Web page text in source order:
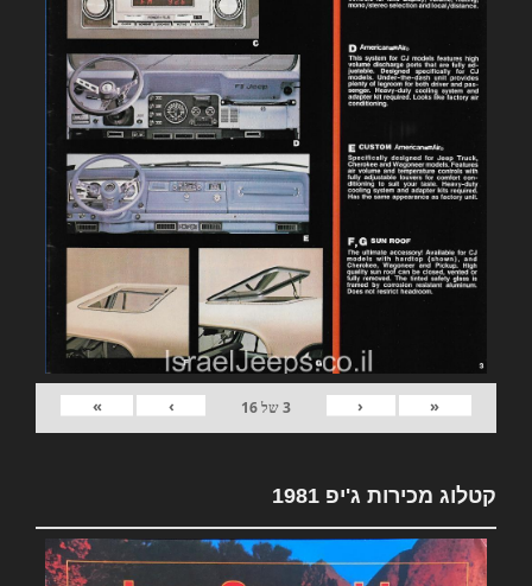
«
‹
3של16
›
»
קטלוג מכירות ג'יפ 1981